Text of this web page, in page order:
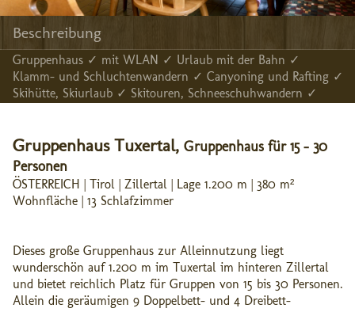
Beschreibung
Gruppenhaus ✓ mit WLAN ✓ Urlaub mit der Bahn ✓
Klamm- und Schluchtenwandern ✓ Canyoning und Rafting ✓
Skihütte, Skiurlaub ✓ Skitouren, Schneeschuhwandern ✓
Gruppenhaus Tuxertal, Gruppenhaus für 15 - 30
Personen
ÖSTERREICH | Tirol | Zillertal | Lage 1.200 m | 380 m²
Wohnfläche | 13 Schlafzimmer
Dieses große Gruppenhaus zur Alleinnutzung liegt
wunderschön auf 1.200 m im Tuxertal im hinteren Zillertal
und bietet reichlich Platz für Gruppen von 15 bis 30 Personen.
Allein die geräumigen 9 Doppelbett- und 4 Dreibett-